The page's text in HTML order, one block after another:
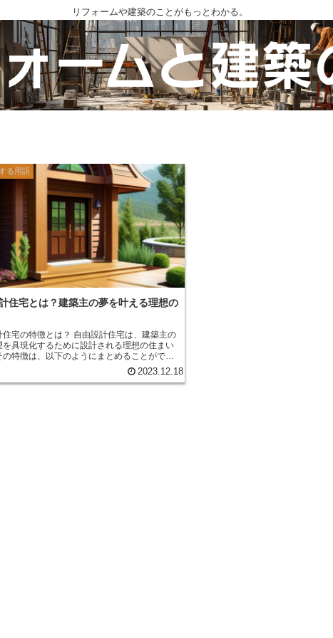
リフォームや建築のことがもっとわかる。
る用語
住宅とは？建築主の夢を叶える理想の
徴とは？ 自由設計住宅は、建築主の
を具現化するために設計される理想の住まい
の特徴は、以下のようにまとめることができ
に合わせて設計されます。一般的な住宅では
叶えることのできない希望や要望を反映させ
2023.12.18